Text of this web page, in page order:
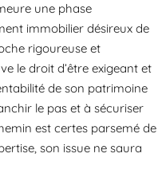
une phase
immobilier désireux de
rigoureuse et
le droit d’être exigeant et
de son patrimoine
le pas et à sécuriser
est certes parsemé de
son issue ne saura